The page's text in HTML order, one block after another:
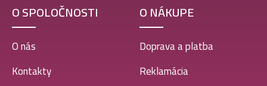
Jfenzi EDP men 100ml-Aura Homme Energy –
(Christian Dior – Dior Homme Sport) – P540
11,99
O SPOLOČNOSTI
O nás
Kontakty
O NÁKUPE
Doprava a platba
Reklamácia